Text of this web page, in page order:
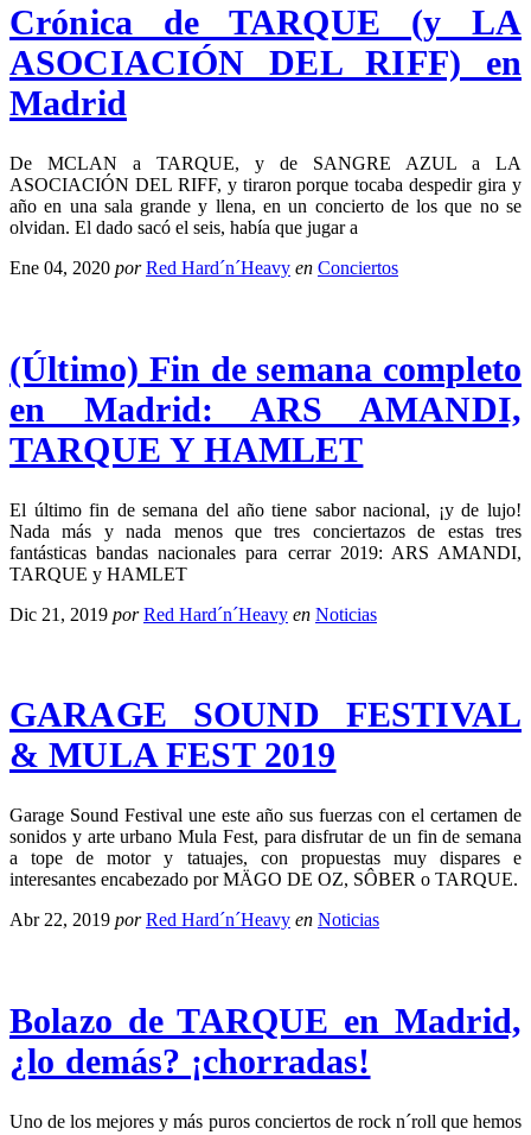
Crónica de TARQUE (y LA
ASOCIACIÓN DEL RIFF) en
Madrid
De MCLAN a TARQUE, y de SANGRE AZUL a LA
ASOCIACIÓN DEL RIFF, y tiraron porque tocaba despedir gira y
año en una sala grande y llena, en un concierto de los que no se
olvidan. El dado sacó el seis, había que jugar a
Ene 04, 2020 por Red Hard´n´Heavy en Conciertos
(Último) Fin de semana completo
en Madrid: ARS AMANDI,
TARQUE Y HAMLET
El último fin de semana del año tiene sabor nacional, ¡y de lujo!
Nada más y nada menos que tres conciertazos de estas tres
fantásticas bandas nacionales para cerrar 2019: ARS AMANDI,
TARQUE y HAMLET
Dic 21, 2019 por Red Hard´n´Heavy en Noticias
GARAGE SOUND FESTIVAL
& MULA FEST 2019
Garage Sound Festival une este año sus fuerzas con el certamen de
sonidos y arte urbano Mula Fest, para disfrutar de un fin de semana
a tope de motor y tatuajes, con propuestas muy dispares e
interesantes encabezado por MÄGO DE OZ, SÔBER o TARQUE.
Abr 22, 2019 por Red Hard´n´Heavy en Noticias
Bolazo de TARQUE en Madrid,
¿lo demás? ¡chorradas!
Uno de los mejores y más puros conciertos de rock n´roll que hemos